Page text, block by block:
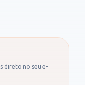
direto no seu e-